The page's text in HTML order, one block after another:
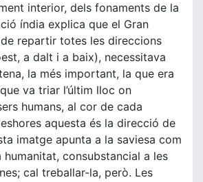
interior, dels fonaments de la
índia explica que el Gran
repartir totes les direccions
a dalt i a baix), necessitava
la més important, la que era
va triar l’últim lloc on
humans, al cor de cada
aquesta és la direcció de
imatge apunta a la saviesa com
consubstancial a les
cal treballar-la, però. Les